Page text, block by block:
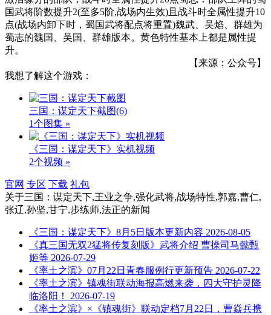
国武将阶数提升2(至多5阶,战场内生效)且战斗时全属性提升10
点(战场内卸下时，蜀国武将配点将重置)魏武、吴焰、群雄为
蜀志的魏国、吴国、群雄版本。黄色特性基本上都是属性提
升。
【来源：公众号】
我想了解这个游戏：
三国：谋定天下截图(6)
1个图集 »
《三国：谋定天下》实机视频
2个视频 »
官网 专区 下载 礼包
关于三国：谋定天下,王业之争,强化武将,战场特性,郭嘉,曹仁,
张辽,孙坚,甘宁,步练师,法正的新闻
《三国：谋定天下》8月5日版本更新内容 2026-08-05
《真三国无双2猛将传复刻版》武将介绍 曹操司马懿甄
姬等 2026-07-29
《率土之滨》07月22日青春服例行更新预告 2026-07-22
《率土之滨》镇魂街联动海报高燃来袭，四大守护灵降
临洛阳！
2026-07-19
《率土之滨》×《镇魂街》联动定档7月22日，曹焱兵携